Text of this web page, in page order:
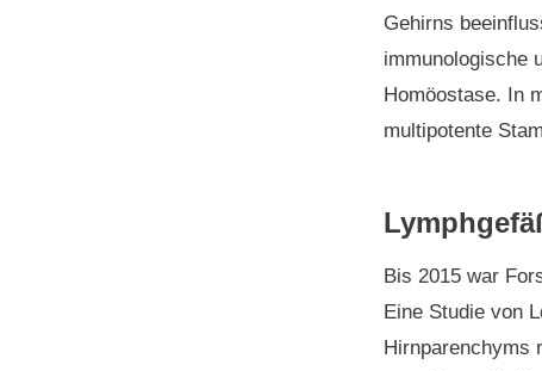
Gehirns
immunologische
Homöostase. In
multipotente
Bis 2015 war
Eine Studie von
Hirnparenchyms